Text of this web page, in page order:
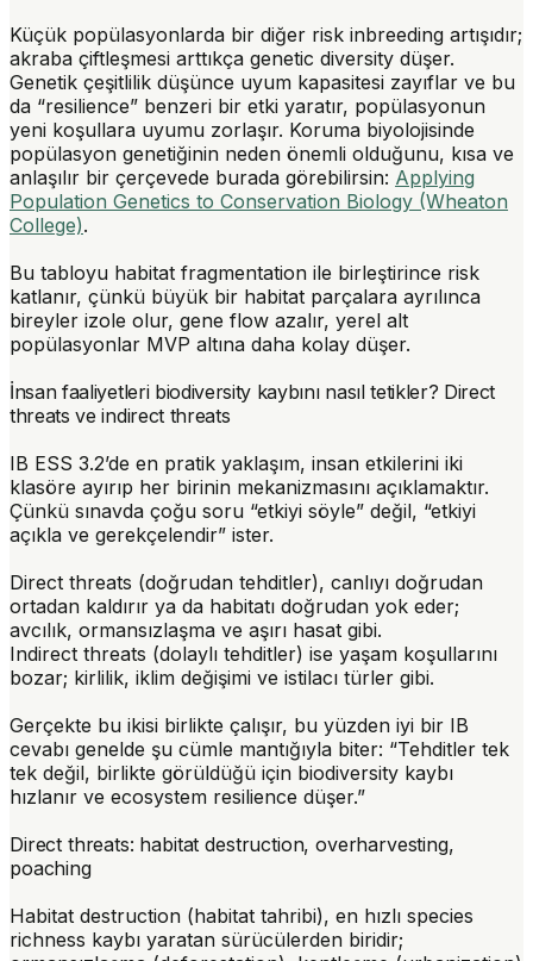
Küçük popülasyonlarda bir diğer risk inbreeding artışıdır;
akraba çiftleşmesi arttıkça genetic diversity düşer.
Genetik çeşitlilik düşünce uyum kapasitesi zayıflar ve bu
da “resilience” benzeri bir etki yaratır, popülasyonun
yeni koşullara uyumu zorlaşır. Koruma biyolojisinde
popülasyon genetiğinin neden önemli olduğunu, kısa ve
anlaşılır bir çerçevede burada görebilirsin: Applying
Population Genetics to Conservation Biology (Wheaton
College).
Bu tabloyu habitat fragmentation ile birleştirince risk
katlanır, çünkü büyük bir habitat parçalara ayrılınca
bireyler izole olur, gene flow azalır, yerel alt
popülasyonlar MVP altına daha kolay düşer.
İnsan faaliyetleri biodiversity kaybını nasıl tetikler? Direct
threats ve indirect threats
IB ESS 3.2’de en pratik yaklaşım, insan etkilerini iki
klasöre ayırıp her birinin mekanizmasını açıklamaktır.
Çünkü sınavda çoğu soru “etkiyi söyle” değil, “etkiyi
açıkla ve gerekçelendir” ister.
Direct threats (doğrudan tehditler), canlıyı doğrudan
ortadan kaldırır ya da habitatı doğrudan yok eder;
avcılık, ormansızlaşma ve aşırı hasat gibi.
Indirect threats (dolaylı tehditler) ise yaşam koşullarını
bozar; kirlilik, iklim değişimi ve istilacı türler gibi.
Gerçekte bu ikisi birlikte çalışır, bu yüzden iyi bir IB
cevabı genelde şu cümle mantığıyla biter: “Tehditler tek
tek değil, birlikte görüldüğü için biodiversity kaybı
hızlanır ve ecosystem resilience düşer.”
Direct threats: habitat destruction, overharvesting,
poaching
Habitat destruction (habitat tahribi), en hızlı species
richness kaybı yaratan sürücülerden biridir;